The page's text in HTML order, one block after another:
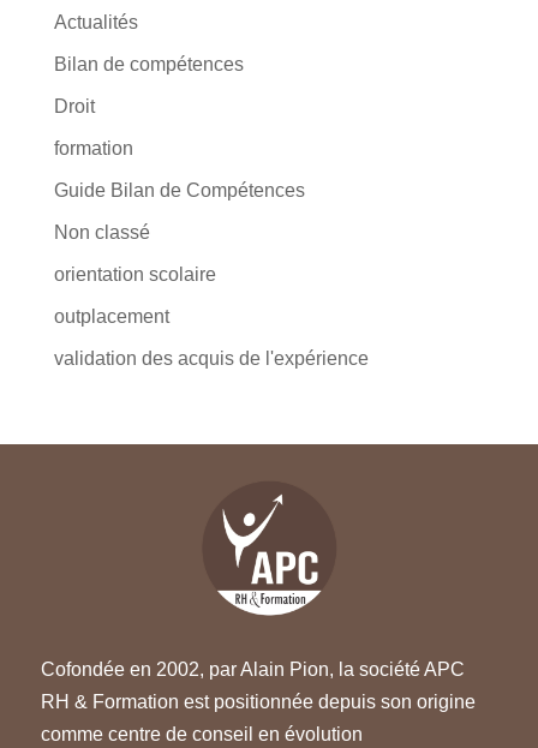
Actualités
Bilan de compétences
Droit
formation
Guide Bilan de Compétences
Non classé
orientation scolaire
outplacement
validation des acquis de l'expérience
Cofondée en 2002, par Alain Pion, la société APC
RH & Formation est positionnée depuis son origine
comme centre de conseil en évolution